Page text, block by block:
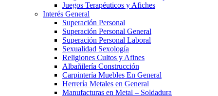
Juegos Terapéuticos y Afiches
Interés General
Superación Personal
Superación Personal General
Superación Personal Laboral
Sexualidad Sexología
Religiones Cultos y Afines
Albañilería Construcción
Carpintería Muebles En General
Herrería Metales en General
Manufacturas en Metal – Soldadura